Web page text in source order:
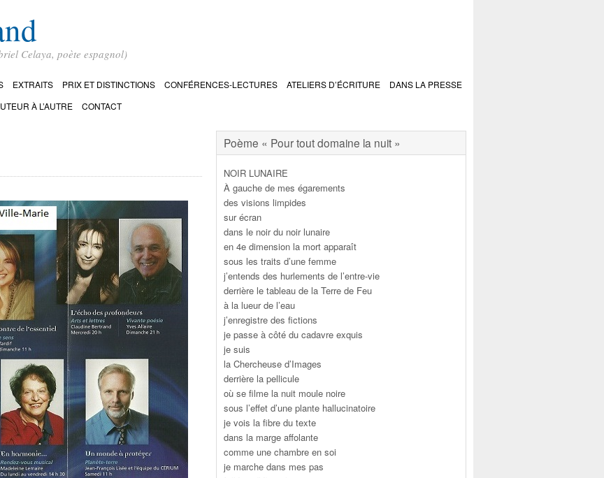
Celaya, poète espagnol)
EXTRAITS PRIX ET DISTINCTIONS CONFÉRENCES-LECTURES ATELIERS D’ÉCRITURE
DANS LA PRESSE
À L’AUTRE CONTACT
Poème « Pour tout domaine la nuit »
NOIR LUNAIRE
À gauche de mes égarements
des visions limpides
sur écran
dans le noir du noir lunaire
en 4e dimension la mort apparaît
sous les traits d’une femme
j’entends des hurlements de l’entre-vie
derrière le tableau de la Terre de Feu
à la lueur de l’eau
j’enregistre des fictions
je passe à côté du cadavre exquis
je suis
la Chercheuse d’Images
derrière la pellicule
où se filme la nuit moule noire
sous l’effet d’une plante hallucinatoire
je vois la fibre du texte
dans la marge affolante
comme une chambre en soi
je marche dans mes pas